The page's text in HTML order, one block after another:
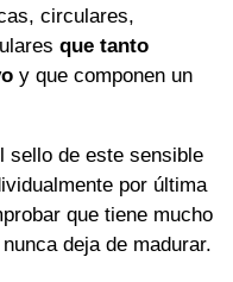
circulares,
que tanto
y que componen un
sello de este sensible
por última
que tiene mucho
deja de madurar.